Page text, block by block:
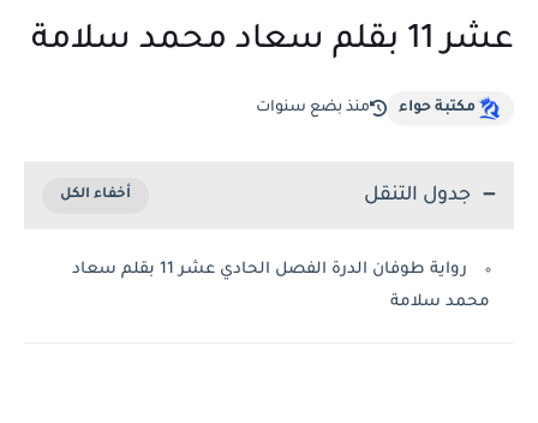
عشر 11 بقلم سعاد محمد سلامة
مكتبة حواء منذ بضع سنوات
جدول التنقل
رواية طوفان الدرة الفصل الحادي عشر 11 بقلم سعاد
محمد سلامة